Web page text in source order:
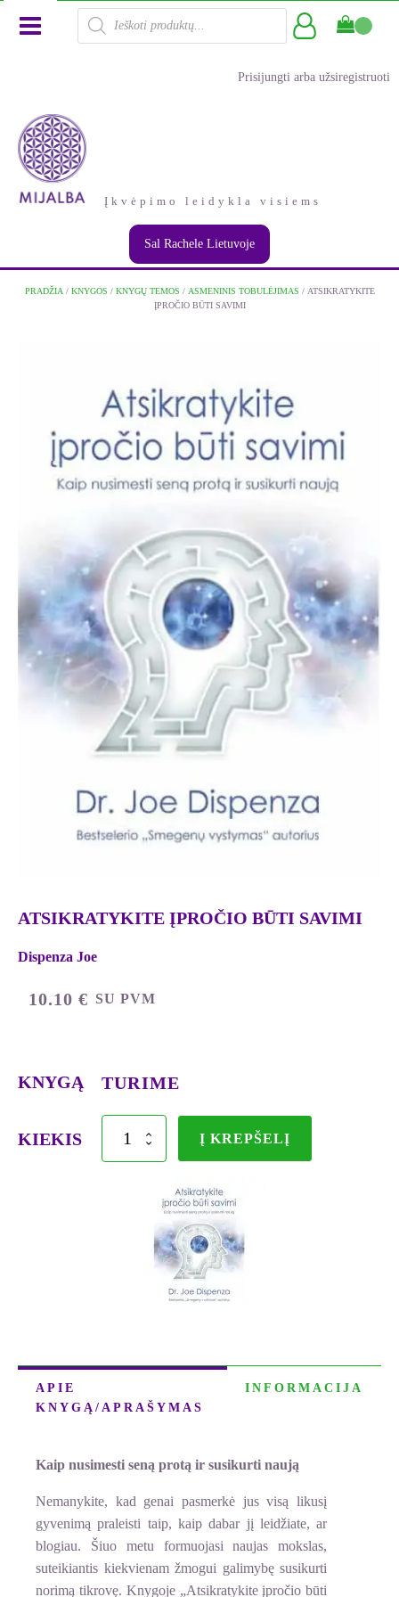
Products
search
Prisijungti arba užsiregistruoti
Įkvėpimo leidykla visiems
Sal Rachele Lietuvoje
PRADŽIA / KNYGOS / KNYGŲ TEMOS / ASMENINIS TOBULĖJIMAS / ATSIKRATYKITE
ĮPROČIO BŪTI SAVIMI
ATSIKRATYKITE ĮPROČIO BŪTI SAVIMI
Dispenza Joe
10.10 € SU PVM
KNYGĄ
KIEKIS
TURIME
produkto
kiekis:
ATSIKRATYKITE
Į KREPŠELĮ
APIE
KNYGĄ/APRAŠYMAS
INFORMACIJA
Kaip nusimesti seną protą ir susikurti naują
Nemanykite, kad genai pasmerkė jus visą likusį
gyvenimą praleisti taip, kaip dabar jį leidžiate, ar
blogiau. Šiuo metu formuojasi naujas mokslas,
suteikiantis kiekvienam žmogui galimybę susikurti
norimą tikrovę. Knygoje „Atsikratykite įpročio būti